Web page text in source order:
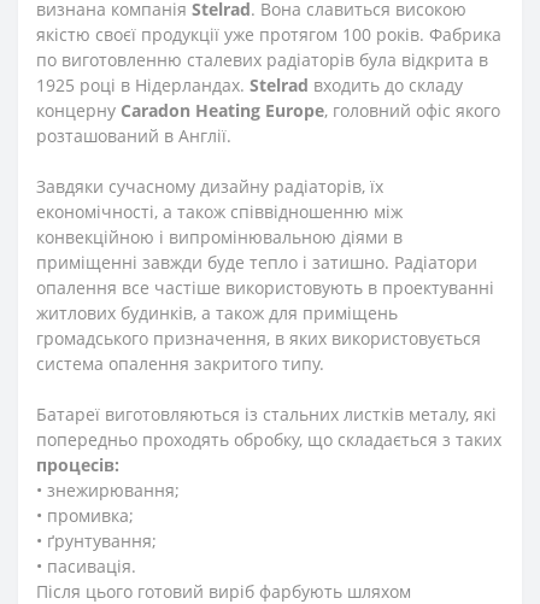
визнана компанія Stelrad. Вона славиться високою
якістю своєї продукції уже протягом 100 років. Фабрика
по виготовленню сталевих радіаторів була відкрита в
1925 році в Нідерландах. Stelrad входить до складу
концерну Caradon Heating Europe, головний офіс якого
розташований в Англії.
Завдяки сучасному дизайну радіаторів, їх
економічності, а також співвідношенню між
конвекційною і випромінювальною діями в
приміщенні завжди буде тепло і затишно. Радіатори
опалення все частіше використовують в проектуванні
житлових будинків, а також для приміщень
громадського призначення, в яких використовується
система опалення закритого типу.
Батареї виготовляються із стальних листків металу, які
попередньо проходять обробку, що складається з таких
процесів:
• знежирювання;
• промивка;
• ґрунтування;
• пасивація.
Після цього готовий виріб фарбують шляхом